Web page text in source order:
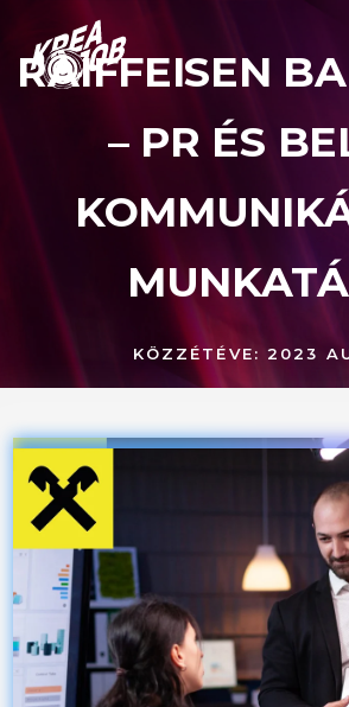
content
RAIFFEISEN
– PR ÉS
KÖZZÉTÉVE: 2023